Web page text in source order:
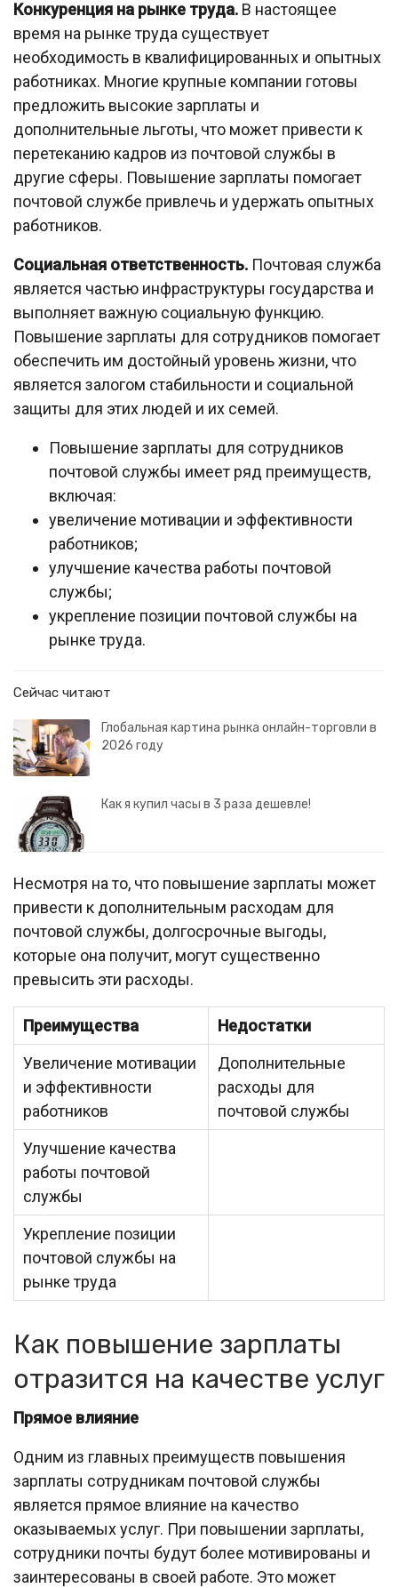
Конкуренция на рынке труда. В настоящее
время на рынке труда существует
необходимость в квалифицированных и опытных
работниках. Многие крупные компании готовы
предложить высокие зарплаты и
дополнительные льготы, что может привести к
перетеканию кадров из почтовой службы в
другие сферы. Повышение зарплаты помогает
почтовой службе привлечь и удержать опытных
работников.
Социальная ответственность. Почтовая служба
является частью инфраструктуры государства и
выполняет важную социальную функцию.
Повышение зарплаты для сотрудников помогает
обеспечить им достойный уровень жизни, что
является залогом стабильности и социальной
защиты для этих людей и их семей.
Повышение зарплаты для сотрудников
почтовой службы имеет ряд преимуществ,
включая:
увеличение мотивации и эффективности
работников;
улучшение качества работы почтовой
службы;
укрепление позиции почтовой службы на
рынке труда.
Сейчас читают
Глобальная картина рынка онлайн-торговли в
2026 году
Как я купил часы в 3 раза дешевле!
Несмотря на то, что повышение зарплаты может
привести к дополнительным расходам для
почтовой службы, долгосрочные выгоды,
которые она получит, могут существенно
превысить эти расходы.
Преимущества
Недостатки
Увеличение мотивации
и эффективности
работников
Дополнительные
расходы для
почтовой службы
Улучшение качества
работы почтовой
службы
Укрепление позиции
почтовой службы на
рынке труда
Как повышение зарплаты
отразится на качестве услуг
Прямое влияние
Одним из главных преимуществ повышения
зарплаты сотрудникам почтовой службы
является прямое влияние на качество
оказываемых услуг. При повышении зарплаты,
сотрудники почты будут более мотивированы и
заинтересованы в своей работе. Это может